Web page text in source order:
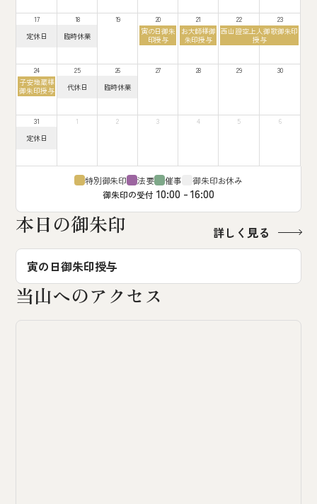
2026
月
17 18 19 20 21 22
23
月
17th
2026
定休日
火
2026
臨時休業
木
日,
月
寅の日御朱
印授与
金
曜
日,
月
お大師様御
朱印授与
土
日,
月
西山證空上人御歌御朱印
授与
24 25 26 27 28 29
30
月
曜
日,
月
子安地蔵様
御朱印授与
火
代休日
水
臨時休業
31 1 2 3 4 5
6
月
定休日
御朱印の受付 10:00 - 16:00
特別御朱印 法要 催事 御朱印お休み
本日の御朱印
詳しく見る
寅の日御朱印授与
当山へのアクセス